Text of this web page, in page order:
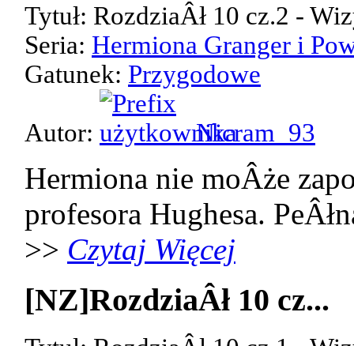
Tytuł: RozdziaÂł 10 cz.2 -
Seria: Hermiona Granger i
Gatunek: Przygodowe
Autor: Nicram_93
Hermiona nie moÂże
profesora Hughesa.
>> Czytaj Więcej
[NZ]RozdziaÂł 10 cz...